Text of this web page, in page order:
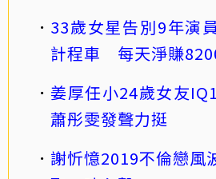
33歲女星告別9年演
計程車 每天淨賺
姜厚任小24歲女友
蕭彤雯發聲力挺
謝忻憶2019不倫戀風